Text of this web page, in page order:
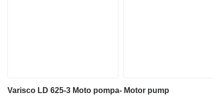
Varisco LD 625-3 Moto pompa- Motor pump